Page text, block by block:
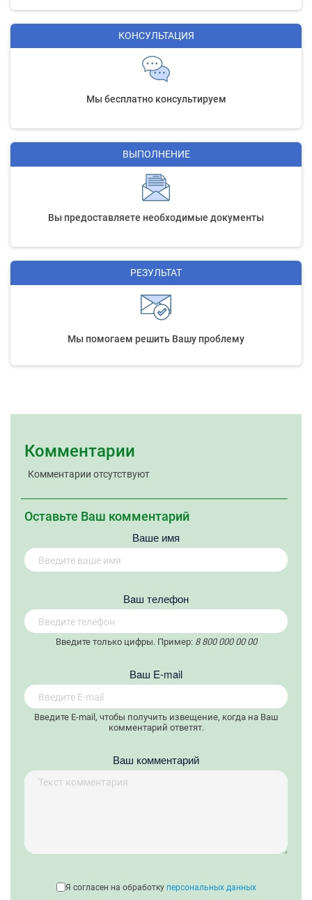
КОНСУЛЬТАЦИЯ
Мы бесплатно консультируем
ВЫПОЛНЕНИЕ
Вы предоставляете необходимые документы
РЕЗУЛЬТАТ
Мы помогаем решить Вашу проблему
Комментарии
Комментарии отсутствуют
Оставьте Ваш комментарий
Ваше имя
Вaш телефон
Введите только цифры. Пример: 8 800 000 00 00
Вaш E-mail
Введите E-mail, чтобы получить извещение, когда на Ваш
комментарий ответят.
Ваш комментарий
Я согласен на обработку персональных данных